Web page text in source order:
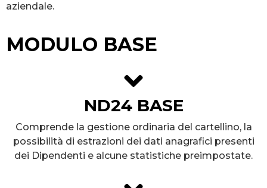
aziendale.
MODULO BASE
ND24 BASE
Comprende la gestione ordinaria del cartellino, la
possibilità di estrazioni dei dati anagrafici presenti
dei Dipendenti e alcune statistiche preimpostate.